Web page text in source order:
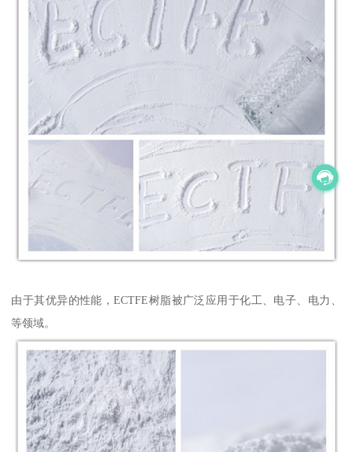
由于其优异的性能，ECTFE树脂被广泛应用于化工、电子、电力、
等领域。